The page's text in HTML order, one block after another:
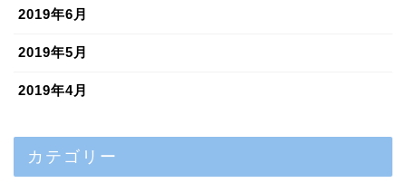
2019年6月
2019年5月
2019年4月
カテゴリー